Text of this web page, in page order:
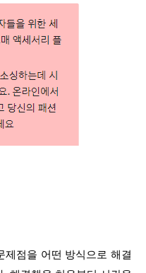
제점을 어떤 방식으로 해결